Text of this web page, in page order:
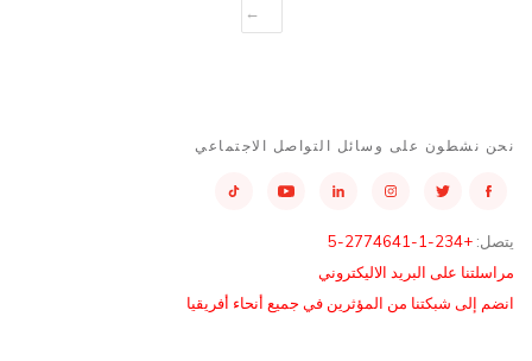
نحن نشطون على وسائل التواصل الاجتماعي
يتصل: +234-1-2774641-5
مراسلتنا على البريد الاليكتروني
انضم إلى شبكتنا من المؤثرين في جميع أنحاء أفريقيا